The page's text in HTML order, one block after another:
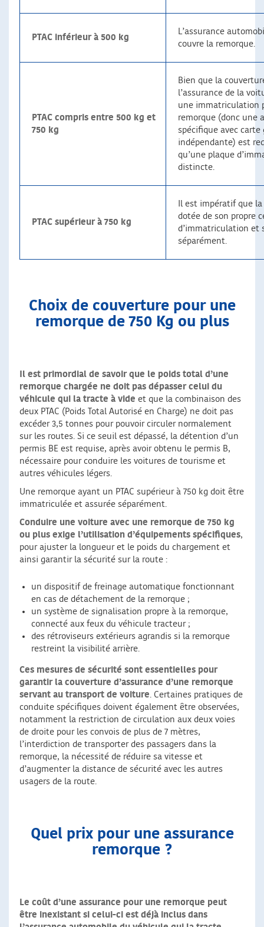
PTAC inférieur à 500 kg
L’assurance
couvre la remorque.
PTAC compris entre 500 kg et
750 kg
Bien que la
l’assurance de la
une immatriculation
remorque (donc une
spécifique avec carte
indépendante) est
qu’une plaque
distincte.
PTAC supérieur à 750 kg
Il est impératif que
dotée de son propre
d’immatriculation et
séparément.
Choix de couverture pour une
remorque de 750 Kg ou plus
Il est primordial de savoir que le poids total d’une
remorque chargée ne doit pas dépasser celui du
véhicule qui la tracte à vide et que la combinaison des
deux PTAC (Poids Total Autorisé en Charge) ne doit pas
excéder 3,5 tonnes pour pouvoir circuler normalement
sur les routes. Si ce seuil est dépassé, la détention d’un
permis BE est requise, après avoir obtenu le permis B,
nécessaire pour conduire les voitures de tourisme et
autres véhicules légers.
Une remorque ayant un PTAC supérieur à 750 kg doit être
immatriculée et assurée séparément.
Conduire une voiture avec une remorque de 750 kg
ou plus exige l’utilisation d’équipements spécifiques,
pour ajuster la longueur et le poids du chargement et
ainsi garantir la sécurité sur la route :
un dispositif de freinage automatique fonctionnant
en cas de détachement de la remorque ;
un système de signalisation propre à la remorque,
connecté aux feux du véhicule tracteur ;
des rétroviseurs extérieurs agrandis si la remorque
restreint la visibilité arrière.
Ces mesures de sécurité sont essentielles pour
garantir la couverture d’assurance d’une remorque
servant au transport de voiture. Certaines pratiques de
conduite spécifiques doivent également être observées,
notamment la restriction de circulation aux deux voies
de droite pour les convois de plus de 7 mètres,
l’interdiction de transporter des passagers dans la
remorque, la nécessité de réduire sa vitesse et
d’augmenter la distance de sécurité avec les autres
usagers de la route.
Quel prix pour une assurance
remorque ?
Le coût d’une assurance pour une remorque peut
être inexistant si celui-ci est déjà inclus dans